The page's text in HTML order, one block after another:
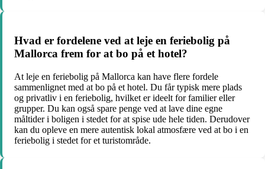
Hvad er fordelene ved at leje en feriebolig på
Mallorca frem for at bo på et hotel?
At leje en feriebolig på Mallorca kan have flere fordele
sammenlignet med at bo på et hotel. Du får typisk mere plads
og privatliv i en feriebolig, hvilket er ideelt for familier eller
grupper. Du kan også spare penge ved at lave dine egne
måltider i boligen i stedet for at spise ude hele tiden. Derudover
kan du opleve en mere autentisk lokal atmosfære ved at bo i en
feriebolig i stedet for et turistområde.